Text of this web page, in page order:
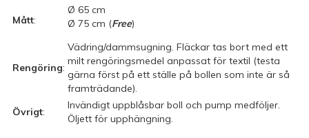
Mått:
Ø 65 cm
Ø 75 cm (Free)
Rengöring:
Vädring/dammsugning. Fläckar tas bort med ett
milt rengöringsmedel anpassat för textil (testa
gärna först på ett ställe på bollen som inte är så
framträdande).
Övrigt:
Invändigt uppblåsbar boll och pump medföljer.
Öljett för upphängning.